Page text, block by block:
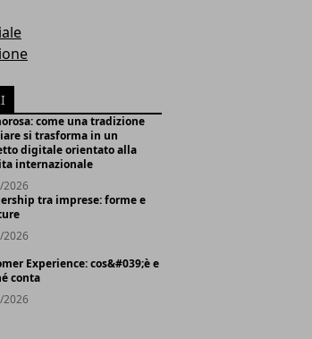
come una tradizione
si trasforma in un
digitale orientato alla
internazionale
2026
tra imprese: forme e
2026
Experience: cos&#039;è e
conta
2026